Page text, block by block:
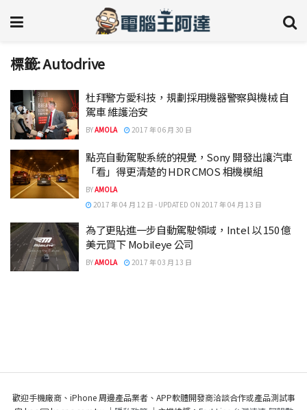
標籤:Autodrive
杜拜警方愛科技，規劃採用機器警察與機械 自
駕車 維護治安
BYAMOLA 2017 年 06 月 30 日
點亮自動駕駛系統的視覺，Sony 開發出讓汽車
「看」得更清楚的 HDR CMOS 相機模組
BYAMOLA
2017 年 04 月 12 日 - UPDATED ON 2017 年 04 月 13 日
為了更貼進一步自動駕駛領域，Intel 以 150 億
美元買下 Mobileye 公司
BYAMOLA 2017 年 03 月 13 日
歡迎手機廠商、iPhone 周邊產品業者、APP軟體開發商洽談合作或產品測試事